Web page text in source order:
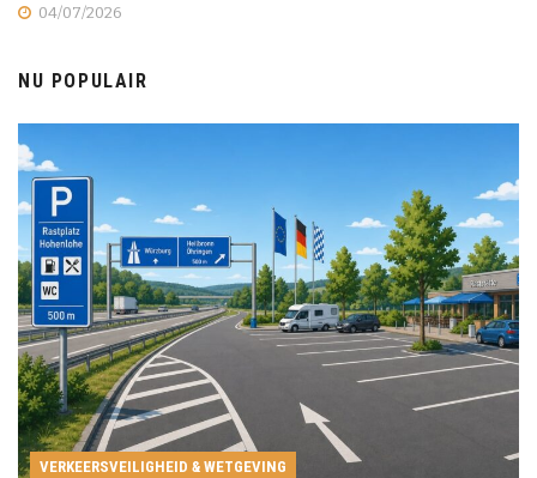
04/07/2026
NU POPULAIR
VERKEERSVEILIGHEID & WETGEVING